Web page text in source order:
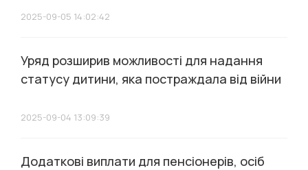
2025-09-05 14:02:42
Уряд розширив можливості для надання
статусу дитини, яка постраждала від війни
2025-09-04 13:09:39
Додаткові виплати для пенсіонерів, осіб